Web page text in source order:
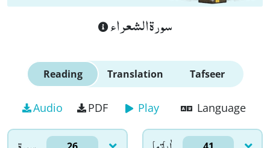
سورة الشعراء
Reading Translation Tafseer
Audio PDF Play Language